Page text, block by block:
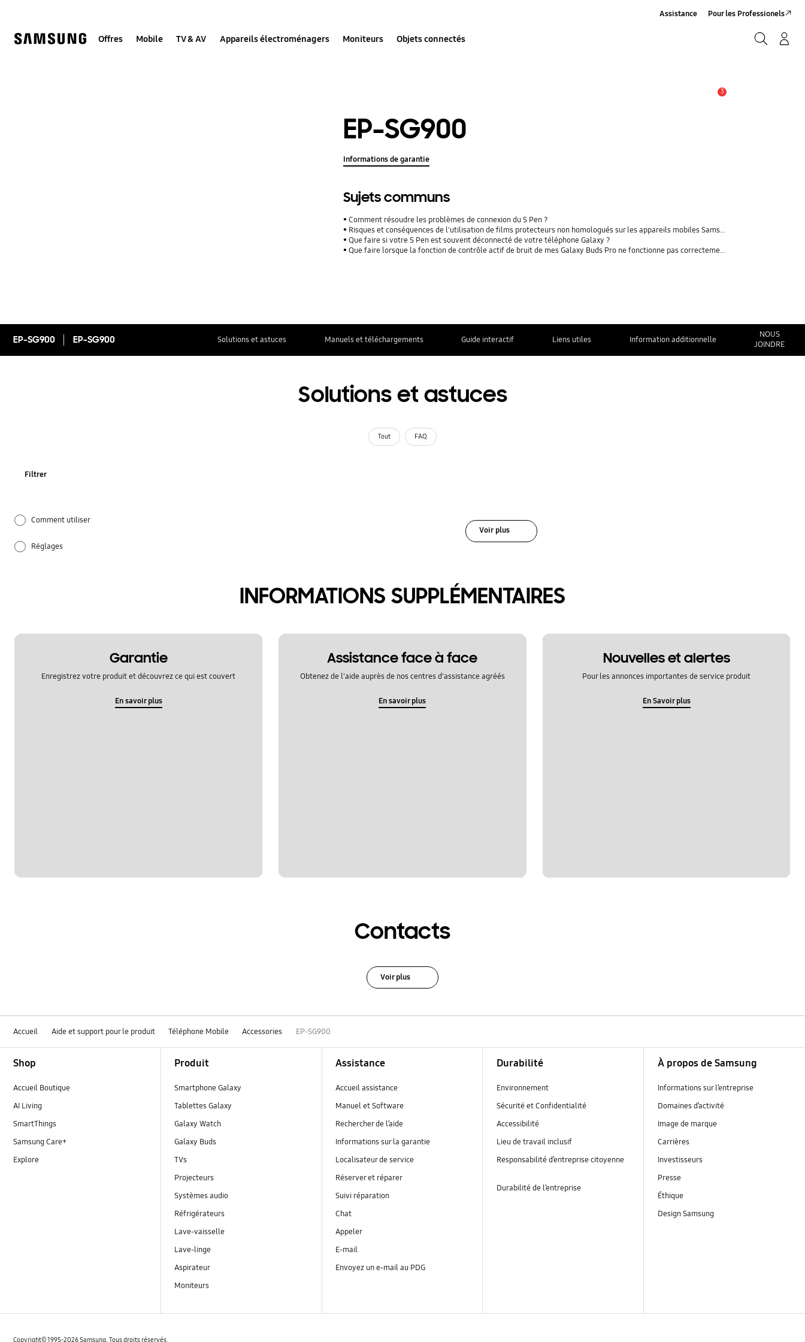
Offres Mobile TV & AV Appareils électroménagers Moniteurs Objets connectés
Assistance Pour les Professionels
3
EP-SG900
Informations de garantie
Sujets communs
Comment résoudre les problèmes de connexion du S Pen ?
Risques et conséquences de l'utilisation de films protecteurs non homologués sur les appareils mobiles Samsung Galaxy
Que faire si votre S Pen est souvent déconnecté de votre téléphone Galaxy ?
Que faire lorsque la fonction de contrôle actif de bruit de mes Galaxy Buds Pro ne fonctionne pas correctement
EP-SG900 EP-SG900 Solutions et astuces Manuels et téléchargements Guide interactif Liens utiles Information additionnelle
NOUS
JOINDRE
Solutions et astuces
Tout FAQ
Filtrer
Comment utiliser
Réglages
Voir plus
INFORMATIONS SUPPLÉMENTAIRES
Garantie
Enregistrez votre produit et découvrez ce qui est couvert
En savoir plus
Assistance face à face
Obtenez de l'aide auprès de nos centres d'assistance agréés
En savoir plus
Nouvelles et alertes
Pour les annonces importantes de service produit
En Savoir plus
Contacts
Voir plus
Accueil Aide et support pour le produit Téléphone Mobile Accessories EP-SG900
Shop
Accueil Boutique
AI Living
SmartThings
Samsung Care+
Explore
Produit
Smartphone Galaxy
Tablettes Galaxy
Galaxy Watch
Galaxy Buds
TVs
Projecteurs
Systèmes audio
Réfrigérateurs
Lave-vaisselle
Lave-linge
Aspirateur
Moniteurs
Assistance
Accueil assistance
Manuel et Software
Rechercher de l’aide
Informations sur la garantie
Localisateur de service
Réserver et réparer
Suivi réparation
Chat
Appeler
E-mail
Envoyez un e-mail au PDG
Durabilité
Environnement
Sécurité et Confidentialité
Accessibilité
Lieu de travail inclusif
Responsabilité d’entreprise citoyenne
Durabilité de l’entreprise
À propos de Samsung
Informations sur l’entreprise
Domaines d’activité
Image de marque
Carrières
Investisseurs
Presse
Éthique
Design Samsung
Copyright© 1995-2026 Samsung. Tous droits réservés.